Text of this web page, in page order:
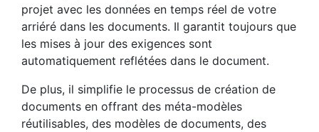
projet avec les données en temps réel de votre
arriéré dans les documents. Il garantit toujours que
les mises à jour des exigences sont
automatiquement reflétées dans le document.
De plus, il simplifie le processus de création de
documents en offrant des méta-modèles
réutilisables, des modèles de documents, des